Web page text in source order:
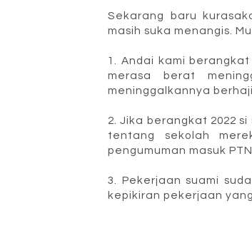
Sekarang baru
masih suka menangis.
1. Andai kami
merasa berat
meninggalkannya berhaji.
2. Jika berangkat 2022
tentang sekolah
pengumuman masuk
3. Pekerjaan suami
kepikiran pekerjaan